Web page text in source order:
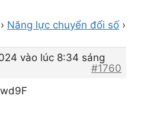
› Năng lực chuyển đổi số ›
vào lúc 8:34 sáng
#1760